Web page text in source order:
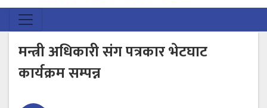
मन्त्री अधिकारी संग पत्रकार भेटघाट
कार्यक्रम सम्पन्न